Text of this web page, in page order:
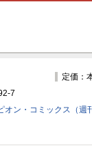
定価：
7
オン・コミックス（週